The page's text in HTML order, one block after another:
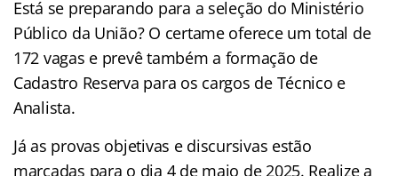
Está se preparando para a seleção do Ministério
Público da União? O certame oferece um total de
172 vagas e prevê também a formação de
Cadastro Reserva para os cargos de Técnico e
Analista.
Já as provas objetivas e discursivas estão
marcadas para o dia 4 de maio de 2025. Realize a